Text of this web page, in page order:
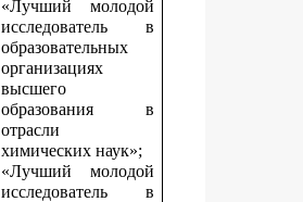
«Лучший молодой
исследователь в
образовательных
организациях
высшего
образования в
отрасли
химических наук»;
«Лучший молодой
исследователь в